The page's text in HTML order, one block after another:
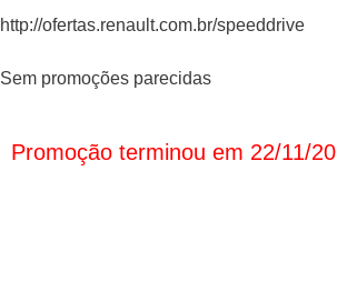
http://ofertas.renault.com.br/speeddrive
Sem promoções parecidas
Promoção terminou em 22/11/